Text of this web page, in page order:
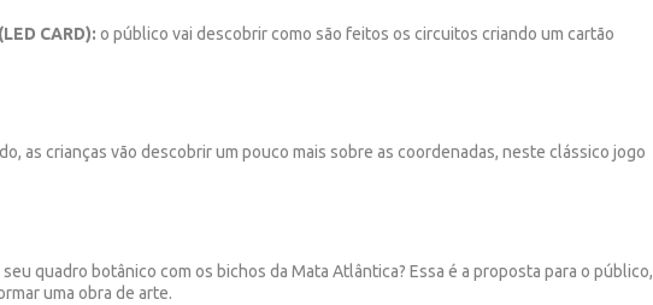
CARD):o público vai descobrir como são feitos os circuitos criando um cartão
as crianças vão descobrir um pouco mais sobre as coordenadas, neste clássico jogo
quadro botânico com os bichos da Mata Atlântica? Essa é a proposta para o público,
uma obra de arte.